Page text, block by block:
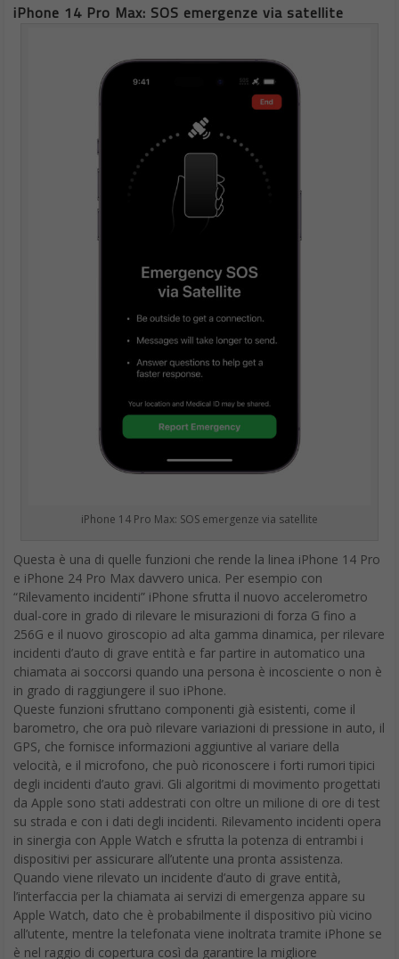
iPhone 14 Pro Max: SOS emergenze via satellite
iPhone 14 Pro Max: SOS emergenze via satellite
Questa è una di quelle funzioni che rende la linea iPhone 14 Pro
e iPhone 24 Pro Max davvero unica. Per esempio con
“Rilevamento incidenti” iPhone sfrutta il nuovo accelerometro
dual-core in grado di rilevare le misurazioni di forza G fino a
256G e il nuovo giroscopio ad alta gamma dinamica, per rilevare
incidenti d’auto di grave entità e far partire in automatico una
chiamata ai soccorsi quando una persona è incosciente o non è
in grado di raggiungere il suo iPhone.
Queste funzioni sfruttano componenti già esistenti, come il
barometro, che ora può rilevare variazioni di pressione in auto, il
GPS, che fornisce informazioni aggiuntive al variare della
velocità, e il microfono, che può riconoscere i forti rumori tipici
degli incidenti d’auto gravi. Gli algoritmi di movimento progettati
da Apple sono stati addestrati con oltre un milione di ore di test
su strada e con i dati degli incidenti. Rilevamento incidenti opera
in sinergia con Apple Watch e sfrutta la potenza di entrambi i
dispositivi per assicurare all’utente una pronta assistenza.
Quando viene rilevato un incidente d’auto di grave entità,
l’interfaccia per la chiamata ai servizi di emergenza appare su
Apple Watch, dato che è probabilmente il dispositivo più vicino
all’utente, mentre la telefonata viene inoltrata tramite iPhone se
è nel raggio di copertura così da garantire la migliore